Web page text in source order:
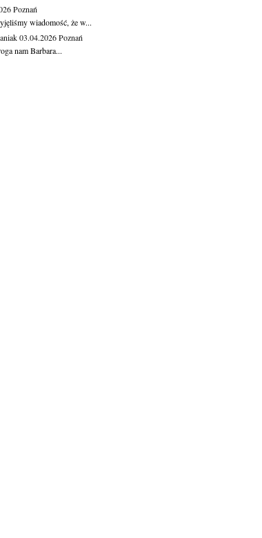
Poznań
wiadomość, że w...
03.04.2026Poznań
nam Barbara...